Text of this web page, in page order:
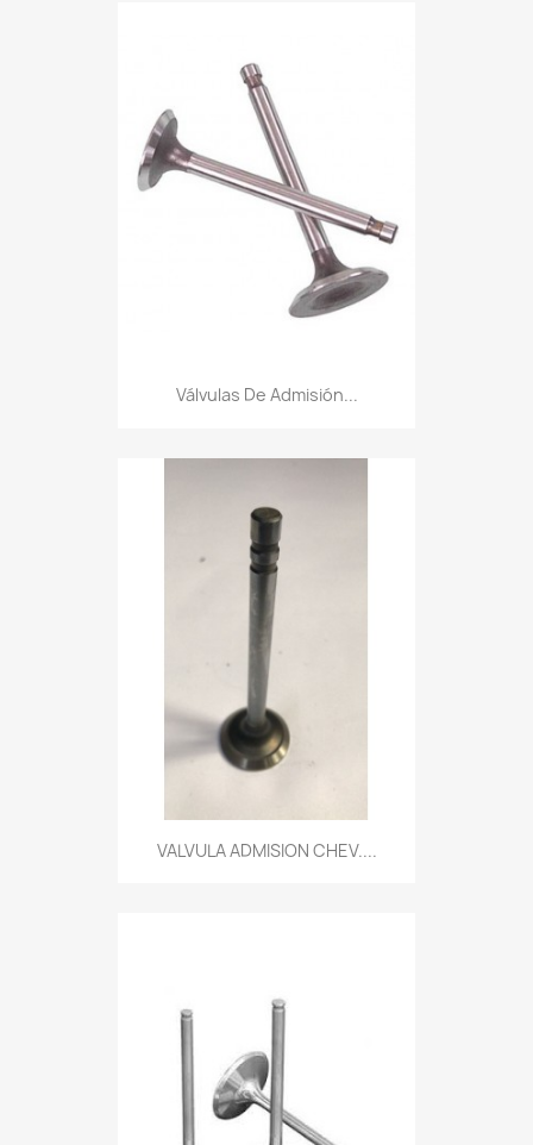
Válvulas De Admisión...
VALVULA ADMISION CHEV....